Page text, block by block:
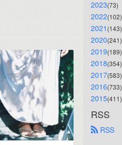
2023(73)
2022(102)
2021 (143)
2020(241)
2019(189)
2018(354)
2017(583)
2016(733)
2015(411)
RSS
RSS